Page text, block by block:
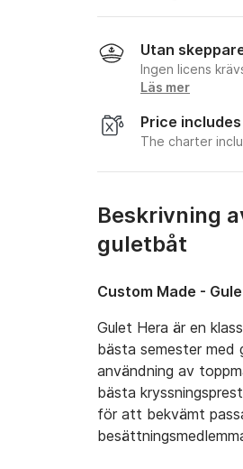
Utan
Ingen licens
Läs mer
Price
The charter
Beskrivning
guletbåt
Custom Made -
Gulet Hera är en
bästa semester med
användning av
bästa
för att bekvämt